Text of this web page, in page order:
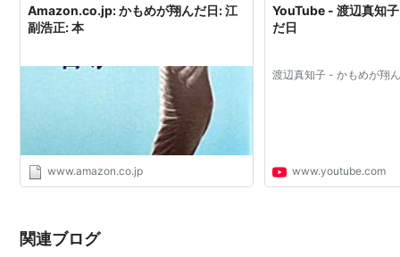
Amazon.co.jp: かもめが翔んだ日: 江
副浩正: 本
www.amazon.co.jp
YouTube - 渡辺真知
だ日
渡辺真知子 - かもめが翔
www.youtube.com
関連ブログ